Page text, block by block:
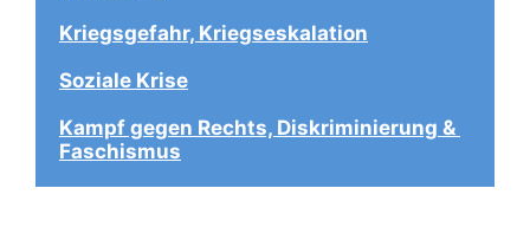
Kriegsgefahr, Kriegseskalation
Soziale Krise
Kampf gegen Rechts, Diskriminierung &
Faschismus